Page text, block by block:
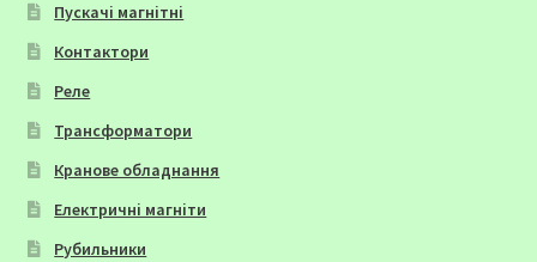
Пускачі магнітні
Контактори
Реле
Трансформатори
Кранове обладнання
Електричні магніти
Рубильники